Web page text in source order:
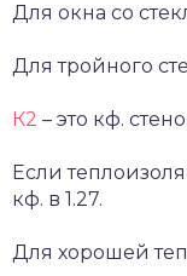
Для окна со
Для тройного
К2 – это кф.
Если
кф. в 1.27.
Для хорошей